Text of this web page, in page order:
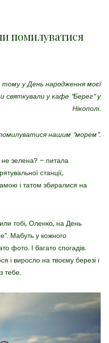
помилуватися
у День народження моєї
святкували у кафе “Берег” у
Нікополі.
нашим “морем”.
зелена? – питала
станції,
і татом збиралися на
тобі, Оленко, на День
Мабуть у кожного
фото. І багато спогадів.
і виросло на твоєму березі і
тебе.